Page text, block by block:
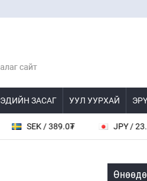
ЭДИЙН ЗАСАГ УУЛ УУРХАЙ
SEK / 389.0₮ JPY /